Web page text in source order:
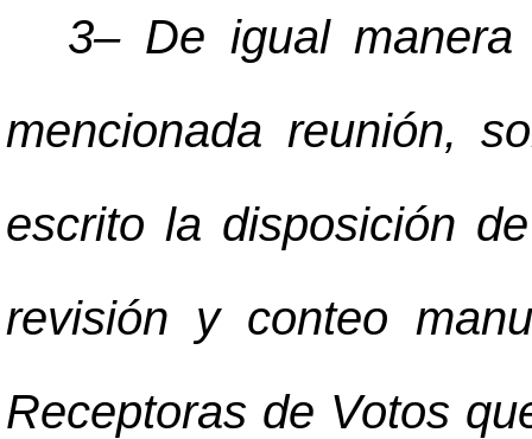
3–De igual manera
mencionada reunión,
escrito la disposición
revisión y conteo
Receptoras de Votos